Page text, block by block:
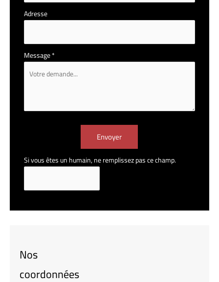
Adresse
Message*
Envoyer
Si vous êtes un humain, ne remplissez pas ce champ.
Nos
coordonnées